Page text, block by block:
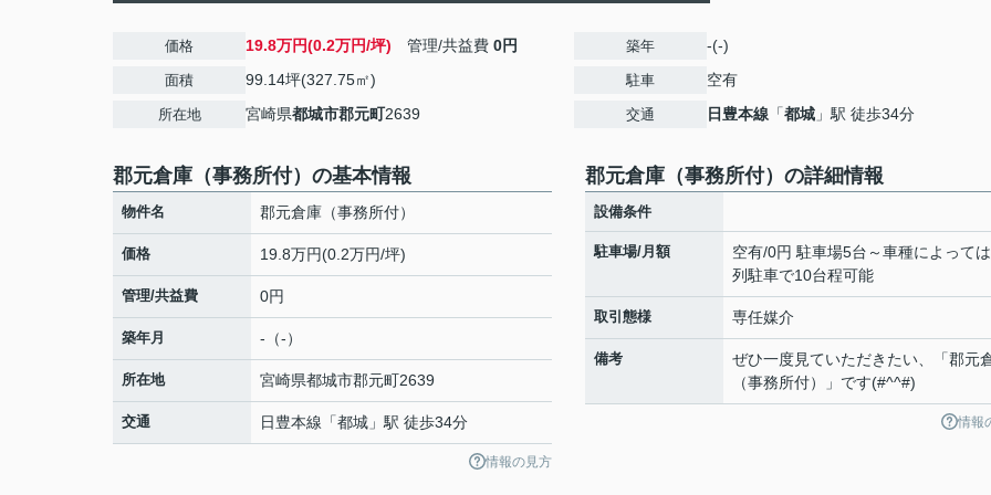
価格 19.8万円(0.2万円/坪) 管理/共益費 0円
面積 99.14坪(327.75㎡)
所在地 宮崎県都城市郡元町2639
築年 -(-)
駐車 空有
交通 日豊本線 「都城 」駅 徒歩34分
郡元倉庫（事務所付）の基本情報
物件名 郡元倉庫（事務所付）
価格 19.8万円(0.2万円/坪)
管理/共益費 0円
築年月 -（-）
所在地 宮崎県都城市郡元町2639
交通 日豊本線 「都城 」駅 徒歩34分
情報の見方
郡元倉庫（事務所付）の詳細情報
設備条件
駐車場/月額
空有/0円 駐車場5台～車種によって
列駐車で10台程可能
取引態様 専任媒介
備考
ぜひ一度見ていただきたい、「郡元
（事務所付）」です(#^^#)
情報